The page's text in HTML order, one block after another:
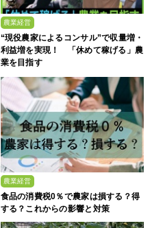
農業経営
“現役農家によるコンサル”で収量増・
利益増を実現！ 「休めて稼げる」農
業を目指す
農業経営
食品の消費税0％で農家は損する？得
する？これからの影響と対策